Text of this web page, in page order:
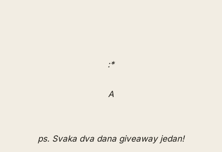
:*
A
ps. Svaka dva dana giveaway jedan!